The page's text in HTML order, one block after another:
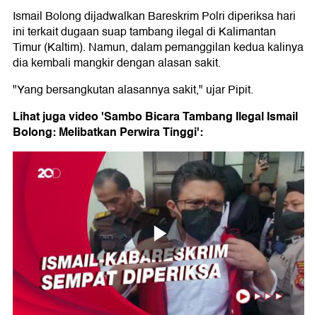
Ismail Bolong dijadwalkan Bareskrim Polri diperiksa hari
ini terkait dugaan suap tambang ilegal di Kalimantan
Timur (Kaltim). Namun, dalam pemanggilan kedua kalinya
dia kembali mangkir dengan alasan sakit.
"Yang bersangkutan alasannya sakit," ujar Pipit.
Lihat juga video 'Sambo Bicara Tambang Ilegal Ismail
Bolong: Melibatkan Perwira Tinggi':